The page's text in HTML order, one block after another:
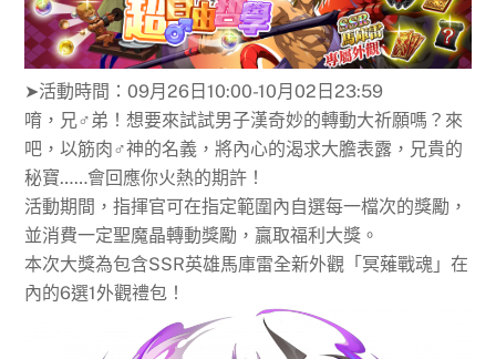
➤活動時間：09月26日10:00-10月02日23:59
唷，兄♂弟！想要來試試男子漢奇妙的轉動大祈願嗎？來
吧，以筋肉♂神的名義，將內心的渴求大膽表露，兄貴的
秘寶……會回應你火熱的期許！
活動期間，指揮官可在指定範圍內自選每一檔次的獎勵，
並消費一定聖魔晶轉動獎勵，贏取福利大獎。
本次大獎為包含SSR英雄馬庫雷全新外觀「冥薙戰魂」在
內的6選1外觀禮包！